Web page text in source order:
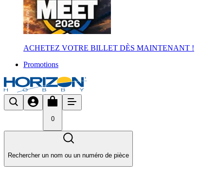
ACHETEZ VOTRE BILLET DÈS MAINTENANT !
Promotions
0
Rechercher un nom ou un numéro de pièce